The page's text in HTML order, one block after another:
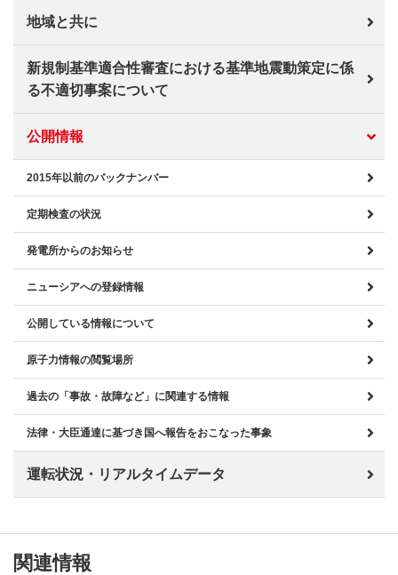
地域と共に
新規制基準適合性審査における基準地震動策定に係
る不適切事案について
公開情報
2015年以前のバックナンバー
定期検査の状況
発電所からのお知らせ
ニューシアへの登録情報
公開している情報について
原子力情報の閲覧場所
過去の「事故・故障など」に関連する情報
法律・大臣通達に基づき国へ報告をおこなった事象
運転状況・リアルタイムデータ
関連情報